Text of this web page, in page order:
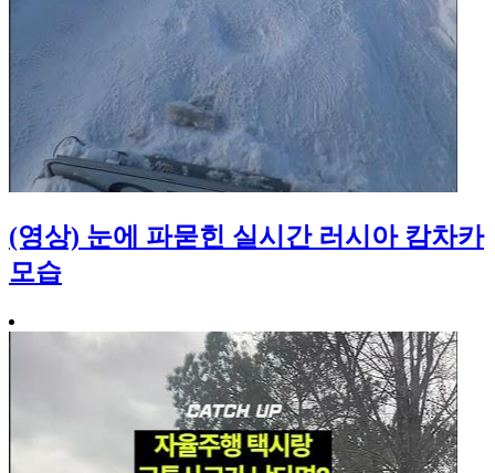
(영상) 눈에 파묻힌 실시간 러시아 캄차카
모습